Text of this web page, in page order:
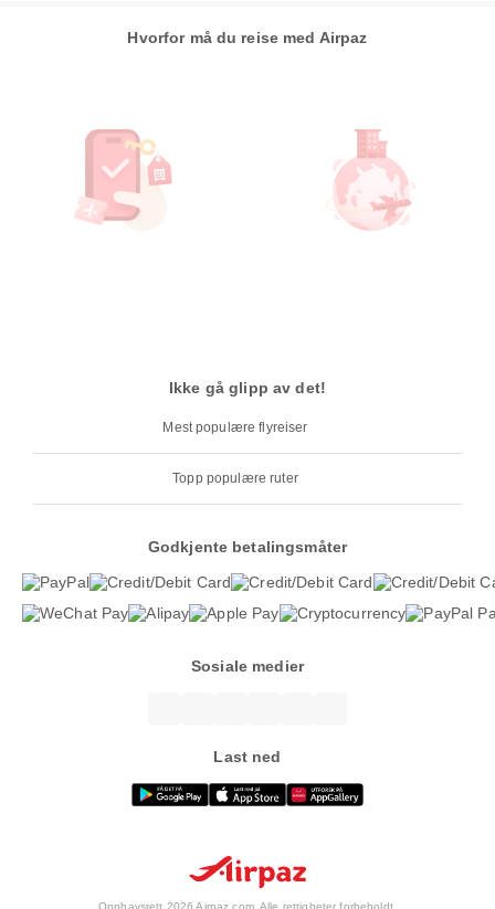
Hvorfor må du reise med Airpaz
Ikke gå glipp av det!
Mest populære flyreiser
Topp populære ruter
Godkjente betalingsmåter
Sosiale medier
Last ned
Opphavsrett 2026 Airpaz.com. Alle rettigheter forbeholdt.